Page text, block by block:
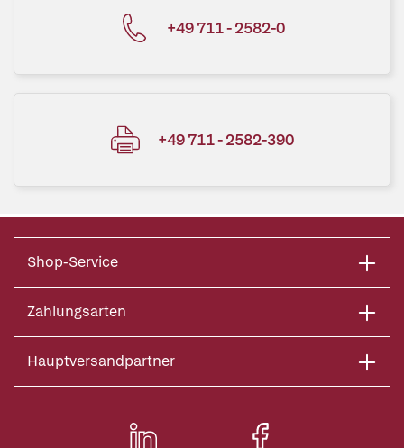
+49 711 - 2582-0
+49 711 - 2582-390
Shop-Service
Zahlungsarten
Hauptversandpartner